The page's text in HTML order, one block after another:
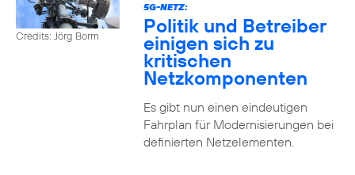
Credits: Jörg Borm
5G-NETZ:
Politik und Betreiber
einigen sich zu
kritischen
Netzkomponenten
Es gibt nun einen eindeutigen
Fahrplan für Modernisierungen bei
definierten Netzelementen.